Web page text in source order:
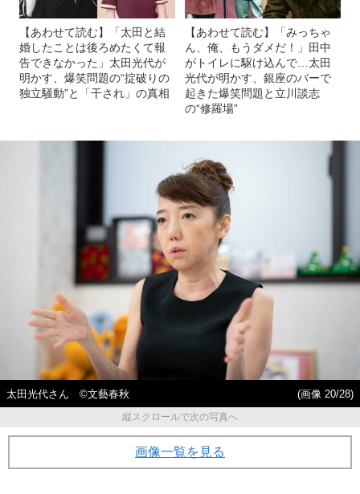
【あわせて読む】「太田と結
婚したことは後ろめたくて報
告できなかった」太田光代が
明かす、爆笑問題の“掟破りの
独立騒動”と「干され」の真相
【あわせて読む】「みっちゃ
ん、俺、もうダメだ！」田中
がトイレに駆け込んで…太田
光代が明かす、銀座のバーで
起きた爆笑問題と立川談志
の“修羅場”
太田光代さん ©文藝春秋
(画像 20/28)
縦スクロールで次の写真へ
画像一覧を見る